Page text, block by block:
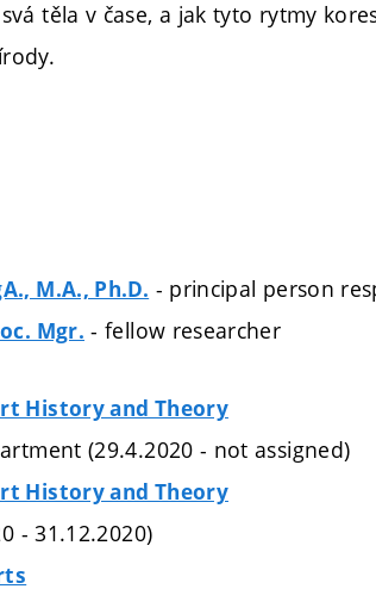
těla v čase, a jak tyto rytmy
M.A., Ph.D. - principal person
Mgr. - fellow researcher
History and Theory
(29.4.2020 - not assigned)
History and Theory
- 31.12.2020)